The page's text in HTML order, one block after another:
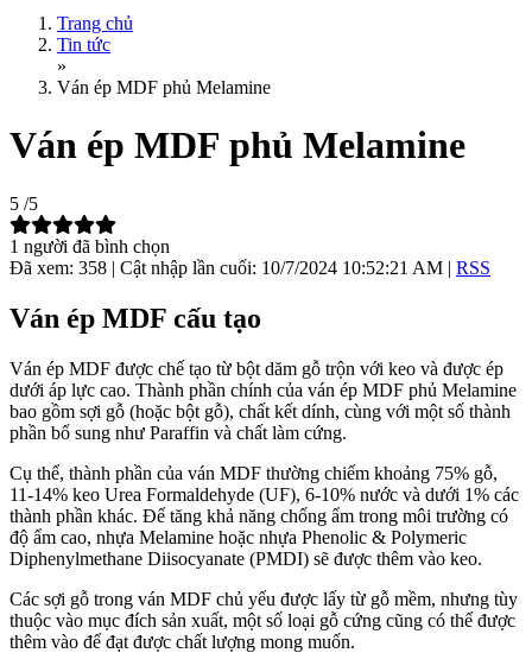
Trang chủ
Tin tức
»
Ván ép MDF phủ Melamine
Ván ép MDF phủ Melamine
5 /5
1 người đã bình chọn
Đã xem: 358 | Cật nhập lần cuối: 10/7/2024 10:52:21 AM | RSS
Ván ép MDF cấu tạo
Ván ép MDF được chế tạo từ bột dăm gỗ trộn với keo và được ép
dưới áp lực cao. Thành phần chính của ván ép MDF phủ Melamine
bao gồm sợi gỗ (hoặc bột gỗ), chất kết dính, cùng với một số thành
phần bổ sung như Paraffin và chất làm cứng.
Cụ thể, thành phần của ván MDF thường chiếm khoảng 75% gỗ,
11-14% keo Urea Formaldehyde (UF), 6-10% nước và dưới 1% các
thành phần khác. Để tăng khả năng chống ẩm trong môi trường có
độ ẩm cao, nhựa Melamine hoặc nhựa Phenolic & Polymeric
Diphenylmethane Diisocyanate (PMDI) sẽ được thêm vào keo.
Các sợi gỗ trong ván MDF chủ yếu được lấy từ gỗ mềm, nhưng tùy
thuộc vào mục đích sản xuất, một số loại gỗ cứng cũng có thể được
thêm vào để đạt được chất lượng mong muốn.